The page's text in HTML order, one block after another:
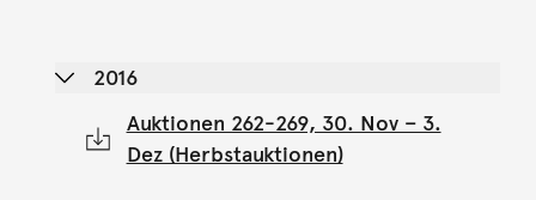
2016
Auktionen 262-269, 30. Nov – 3.
Dez (Herbstauktionen)